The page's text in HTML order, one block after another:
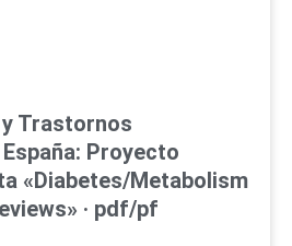
Trastornos
Proyecto
«Diabetes/Metabolism
· pdf/pf